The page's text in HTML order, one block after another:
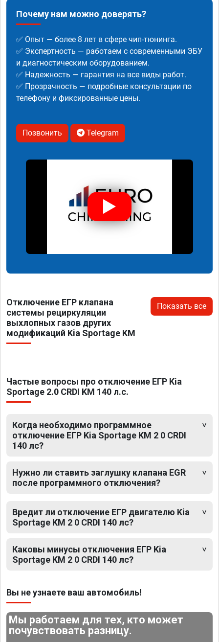
Почему нам можно доверять?
✅ Опыт — более 8 лет в сфере чип-тюнинга.
✅ Экспертность — работаем с современными ЭБУ
и диагностическим оборудованием.
✅ Надежность — гарантия на все виды работ.
✅ Прозрачность — подробные консультации по
телефону и фиксированные цены.
Позвонить Telegram
Отключение ЕГР клапана
системы рециркуляции
выхлопных газов других
модификаций Kia Sportage KM
Показать все
Частые вопросы про отключение ЕГР Kia
Sportage 2.0 CRDI KM 140 л.с.
Когда необходимо программное
отключение ЕГР Kia Sportage KM 2 0 CRDI
140 лс?
Нужно ли ставить заглушку клапана EGR
после программного отключения?
Вредит ли отключение ЕГР двигателю Kia
Sportage KM 2 0 CRDI 140 лс?
Каковы минусы отключения ЕГР Kia
Sportage KM 2 0 CRDI 140 лс?
Вы не узнаете ваш автомобиль!
Мы работаем для тех, кто может
почувствовать разницу.